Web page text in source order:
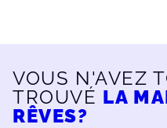
VOUS N'AVEZ
TROUVÉ LA
RÊVES?